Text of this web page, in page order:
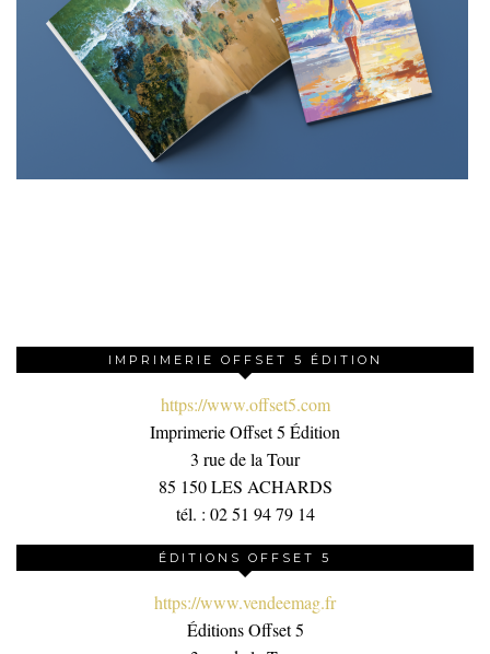
IMPRIMERIE OFFSET 5 ÉDITION
https://www.offset5.com
Imprimerie Offset 5 Édition
3 rue de la Tour
85 150 LES ACHARDS
tél. : 02 51 94 79 14
ÉDITIONS OFFSET 5
https://www.vendeemag.fr
Éditions Offset 5